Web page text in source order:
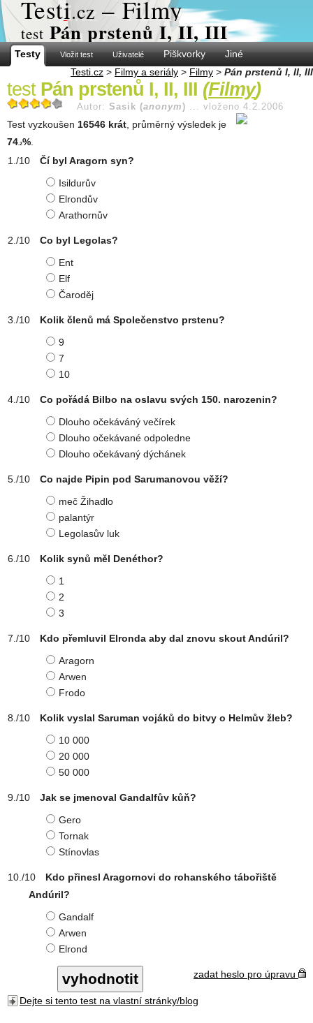
Testi.cz – Filmy
test Pán prstenů I, II, III
Testy Vložit test Uživatelé Piškvorky
Jiné
Testi.cz > Filmy a seriály > Filmy > Pán prstenů I, II, III
test Pán prstenů I, II, III (Filmy)
Autor: Sasik (anonym ) ... vloženo 4.2.2006
Test vyzkoušen 16546 krát , průměrný výsledek je
74 .2%
Čí byl Aragorn syn?
Isildurův
Elrondův
Arathornův
Co byl Legolas?
Ent
Elf
Čaroděj
Kolik členů má Společenstvo prstenu?
9
7
10
Co pořádá Bilbo na oslavu svých 150. narozenin?
Dlouho očekáváný večírek
Dlouho očekávané odpoledne
Dlouho očekávaný dýchánek
Co najde Pipin pod Sarumanovou věží?
meč Žihadlo
palantýr
Legolasův luk
Kolik synů měl Denéthor?
1
2
3
Kdo přemluvil Elronda aby dal znovu skout Andúril?
Aragorn
Arwen
Frodo
Kolik vyslal Saruman vojáků do bitvy o Helmův žleb?
10 000
20 000
50 000
Jak se jmenoval Gandalfův kůň?
Gero
Tornak
Stínovlas
Kdo přinesl Aragornovi do rohanského tábořiště
Andúril?
Gandalf
Arwen
Elrond
zadat heslo pro úpravu
Dejte si tento test na vlastní stránky/blog